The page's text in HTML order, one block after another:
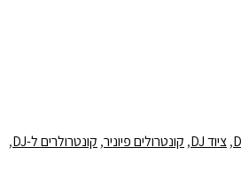
,ציוד DJ ,קונטרולים פיוניר,קונטרולרים ל-DJ
,